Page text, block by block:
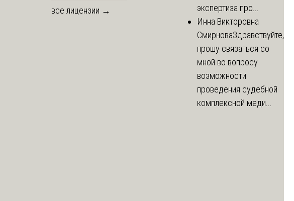
все лицензии →
экспертиза про...
Инна Викторовна
СмирноваЗдравствуйте,
прошу связаться со
мной во вопросу
возможности
проведения судебной
комплексной меди...